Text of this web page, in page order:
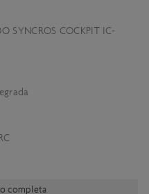
SYNCROS COCKPIT IC-
RC
completa